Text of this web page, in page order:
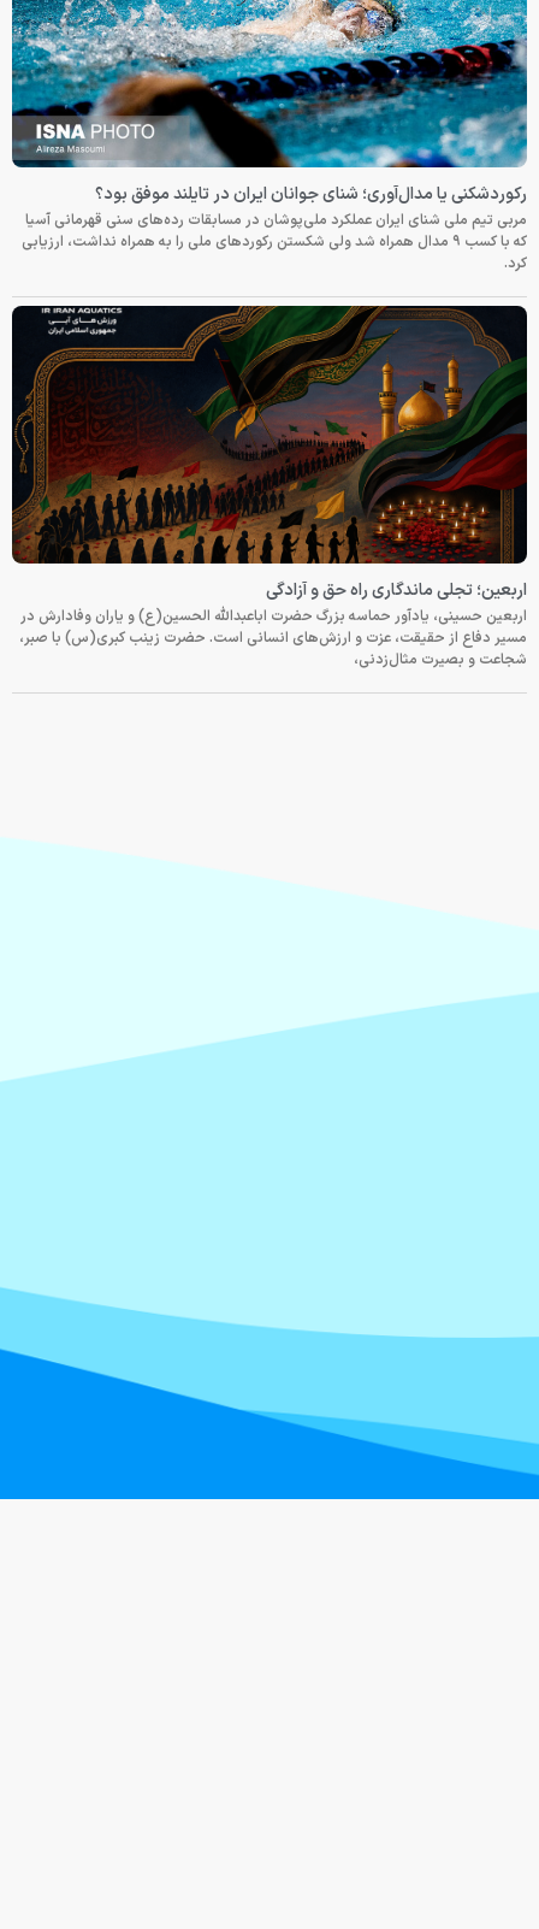
رکوردشکنی یا مدال‌آوری؛ شنای جوانان ایران در تایلند موفق بود؟
مربی تیم ملی شنای ایران عملکرد ملی‌پوشان در مسابقات رده‌های سنی قهرمانی آسیا
که با کسب ۹ مدال همراه شد ولی شکستن رکوردهای ملی را به همراه نداشت، ارزیابی
کرد.
اربعین؛ تجلی ماندگاری راه حق و آزادگی
اربعین حسینی، یادآور حماسه بزرگ حضرت اباعبدالله الحسین(ع) و یاران وفادارش در
مسیر دفاع از حقیقت، عزت و ارزش‌های انسانی است. حضرت زینب کبری(س) با صبر،
شجاعت و بصیرت مثال‌زدنی،